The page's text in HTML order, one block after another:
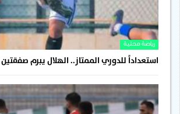
رياضة محلية
استعداداً للدوري الممتاز.. الهلال يبرم صفقتين